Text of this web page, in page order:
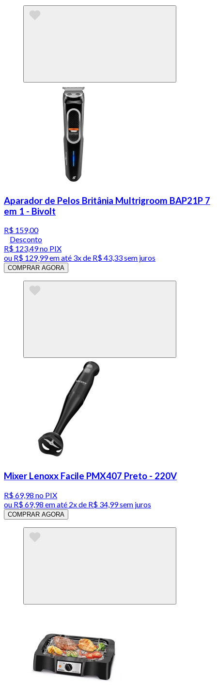
Aparador de Pelos Britânia Multrigroom BAP21P 7
em 1 - Bivolt
R$ 159,00
Desconto
R$ 123,49no PIX
ou R$ 129,99em até 3x de R$ 43,33 sem juros
COMPRAR AGORA
Mixer Lenoxx Facile PMX407 Preto - 220V
R$ 69,98 no PIX
ou R$ 69,98 em até 2x de R$ 34,99 sem juros
COMPRAR AGORA